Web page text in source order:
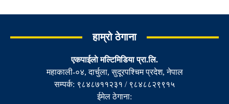
हाम्रो ठेगाना
एकपाईलाे मल्टिमिडिया प्रा.लि.
महाकाली-०४, दार्चुला, सुदूरपश्चिम प्रदेश, नेपाल
सम्पर्क: ९८४८७११२३१ / ९८४८८२९९१५
ईमेल ठेगाना: